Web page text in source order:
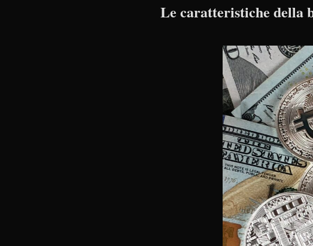
Le caratteristiche della